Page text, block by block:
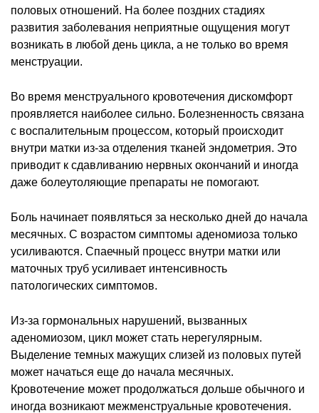
половых отношений. На более поздних стадиях
развития заболевания неприятные ощущения могут
возникать в любой день цикла, а не только во время
менструации.
Во время менструального кровотечения дискомфорт
проявляется наиболее сильно. Болезненность связана
с воспалительным процессом, который происходит
внутри матки из-за отделения тканей эндометрия. Это
приводит к сдавливанию нервных окончаний и иногда
даже болеутоляющие препараты не помогают.
Боль начинает появляться за несколько дней до начала
месячных. С возрастом симптомы аденомиоза только
усиливаются. Спаечный процесс внутри матки или
маточных труб усиливает интенсивность
патологических симптомов.
Из-за гормональных нарушений, вызванных
аденомиозом, цикл может стать нерегулярным.
Выделение темных мажущих слизей из половых путей
может начаться еще до начала месячных.
Кровотечение может продолжаться дольше обычного и
иногда возникают межменструальные кровотечения.